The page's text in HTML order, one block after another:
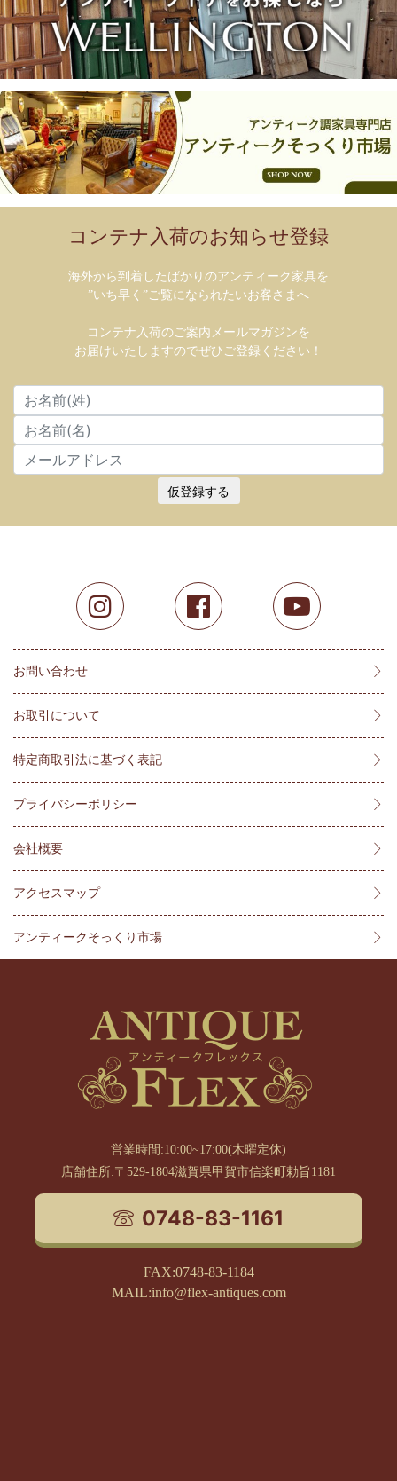
コンテナ入荷のお知らせ登録
海外から到着したばかりのアンティーク家具を
”いち早く”ご覧になられたいお客さまへ
コンテナ入荷のご案内メールマガジンを
お届けいたしますのでぜひご登録ください！
仮登録する
お問い合わせ
お取引について
特定商取引法に基づく表記
プライバシーポリシー
会社概要
アクセスマップ
アンティークそっくり市場
営業時間:10:00~17:00(木曜定休)
店舗住所:〒529-1804滋賀県甲賀市信楽町勅旨1181
0748-83-1161
FAX:0748-83-1184
MAIL:info@flex-antiques.com